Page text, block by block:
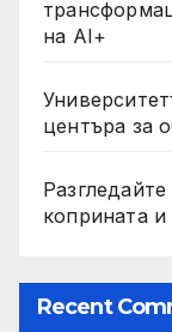
на AI+
центъра за
коприната и
Recent